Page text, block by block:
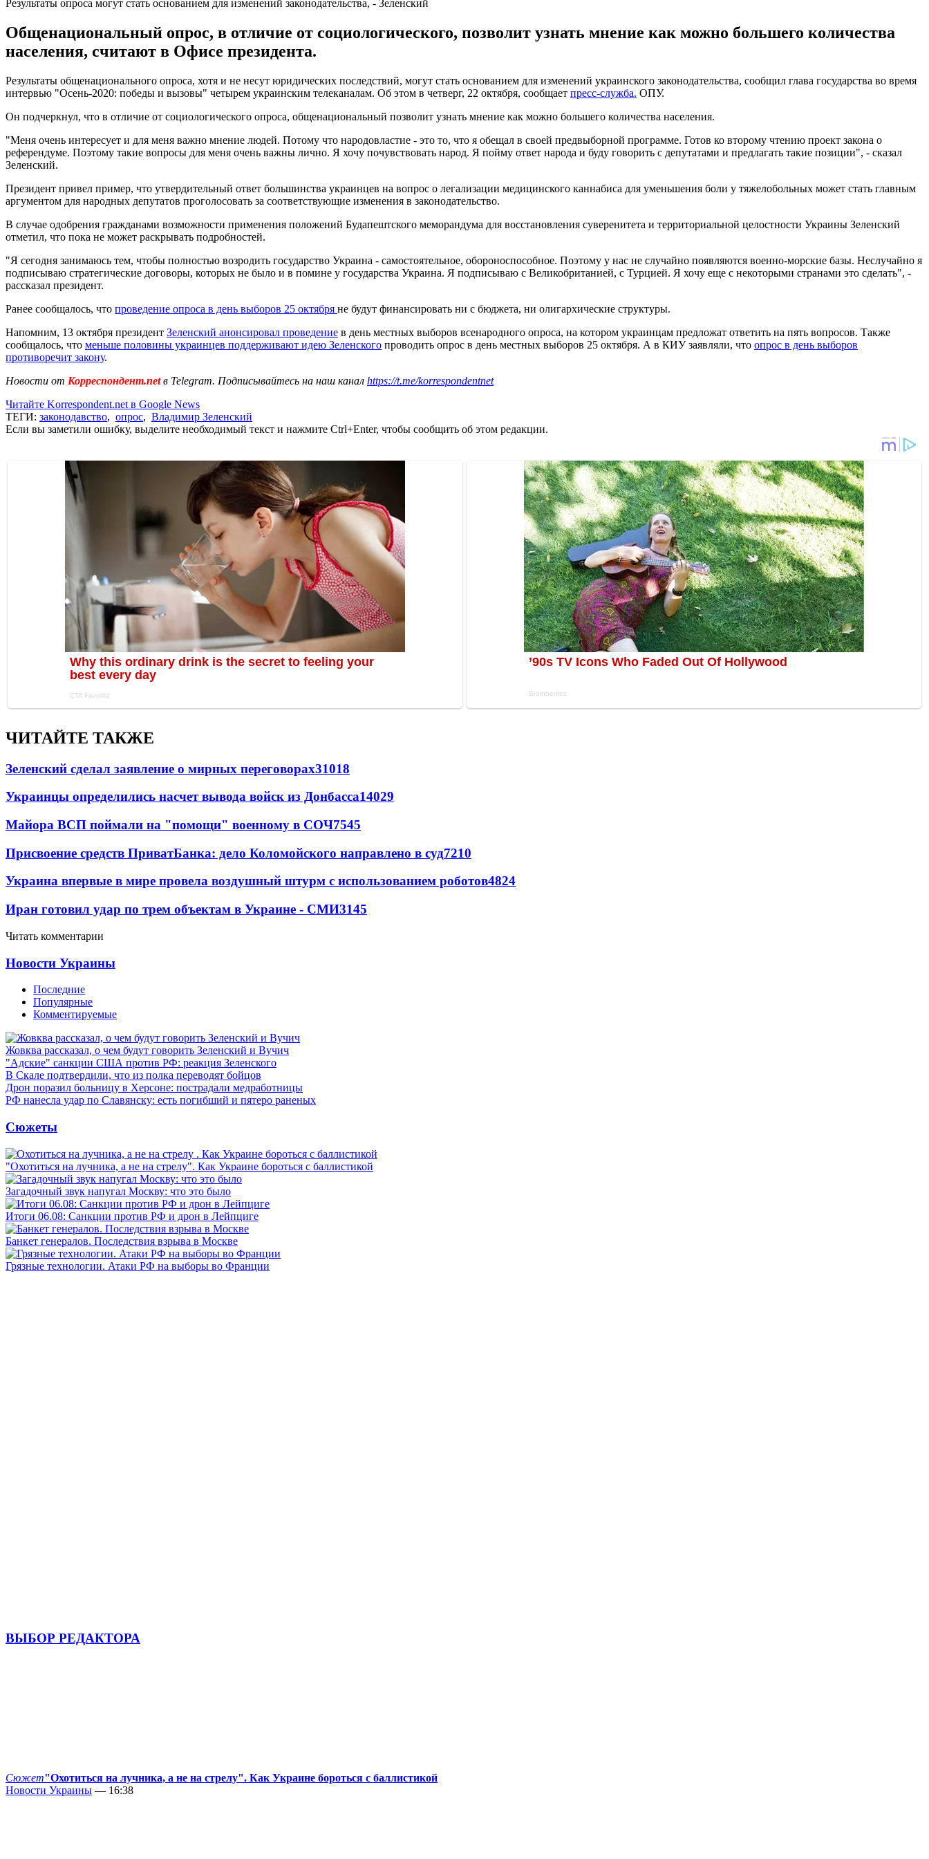
Результаты опроса могут стать основанием для изменений законодательства, - Зеленский
Общенациональный опрос, в отличие от социологического, позволит узнать мнение как можно большего количества
населения, считают в Офисе президента.
Результаты общенационального опроса, хотя и не несут юридических последствий, могут стать основанием для изменений украинского законодательства, сообщил глава государства во время
интервью "Осень-2020: победы и вызовы" четырем украинским телеканалам. Об этом в четверг, 22 октября, сообщает пресс-служба. ОПУ.
Он подчеркнул, что в отличие от социологического опроса, общенациональный позволит узнать мнение как можно большего количества населения.
"Меня очень интересует и для меня важно мнение людей. Потому что народовластие - это то, что я обещал в своей предвыборной программе. Готов ко второму чтению проект закона о
референдуме. Поэтому такие вопросы для меня очень важны лично. Я хочу почувствовать народ. Я пойму ответ народа и буду говорить с депутатами и предлагать такие позиции", - сказал
Зеленский.
Президент привел пример, что утвердительный ответ большинства украинцев на вопрос о легализации медицинского каннабиса для уменьшения боли у тяжелобольных может стать главным
аргументом для народных депутатов проголосовать за соответствующие изменения в законодательство.
В случае одобрения гражданами возможности применения положений Будапештского меморандума для восстановления суверенитета и территориальной целостности Украины Зеленский
отметил, что пока не может раскрывать подробностей.
"Я сегодня занимаюсь тем, чтобы полностью возродить государство Украина - самостоятельное, обороноспособное. Поэтому у нас не случайно появляются военно-морские базы. Неслучайно я
подписываю стратегические договоры, которых не было и в помине у государства Украина. Я подписываю с Великобританией, с Турцией. Я хочу еще с некоторыми странами это сделать", -
рассказал президент.
Ранее сообщалось, что проведение опроса в день выборов 25 октября не будут финансировать ни с бюджета, ни олигархические структуры.
Напомним, 13 октября президент Зеленский анонсировал проведение в день местных выборов всенародного опроса, на котором украинцам предложат ответить на пять вопросов. Также
сообщалось, что меньше половины украинцев поддерживают идею Зеленского проводить опрос в день местных выборов 25 октября. А в КИУ заявляли, что опрос в день выборов
противоречит закону.
Новости от Корреспондент.netв Telegram. Подписывайтесь на наш канал https://t.me/korrespondentnet
Читайте Korrespondent.net в Google News
ТЕГИ: законодавство, опрос, Владимир Зеленский
Если вы заметили ошибку, выделите необходимый текст и нажмите Ctrl+Enter, чтобы сообщить об этом редакции.
ЧИТАЙТЕ ТАКЖЕ
Зеленский сделал заявление о мирных переговорах31018
Украинцы определились насчет вывода войск из Донбасса14029
Майора ВСП поймали на "помощи" военному в СОЧ7545
Присвоение средств ПриватБанка: дело Коломойского направлено в суд7210
Украина впервые в мире провела воздушный штурм с использованием роботов4824
Иран готовил удар по трем объектам в Украине - СМИ3145
Читать комментарии
Новости Украины
Последние
Популярные
Комментируемые
Жовква рассказал, о чем будут говорить Зеленский и Вучич
"Адские" санкции США против РФ: реакция Зеленского
В Скале подтвердили, что из полка переводят бойцов
Дрон поразил больницу в Херсоне: пострадали медработницы
РФ нанесла удар по Славянску: есть погибший и пятеро раненых
Сюжеты
"Охотиться на лучника, а не на стрелу". Как Украине бороться с баллистикой
Загадочный звук напугал Москву: что это было
Итоги 06.08: Санкции против РФ и дрон в Лейпциге
Банкет генералов. Последствия взрыва в Москве
Грязные технологии. Атаки РФ на выборы во Франции
ВЫБОР РЕДАКТОРА
Сюжет"Охотиться на лучника, а не на стрелу". Как Украине бороться с баллистикой
Новости Украины — 16:38